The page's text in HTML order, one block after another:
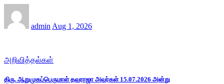
admin Aug 1, 2026
அறிவித்தல்கள்
திரு. ஆறுமுகப்பெருமாள் தவராஜா அவர்கள் 15.07.2026 அன்று